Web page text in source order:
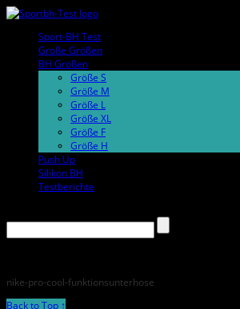
Sport-BH Test
Große Größen
BH Größen
Größe S
Größe M
Größe L
Größe XL
Größe F
Größe H
Push Up
Silikon BH
Testberichte
nike-pro-cool-funktionsunterhose
Back to Top ↑